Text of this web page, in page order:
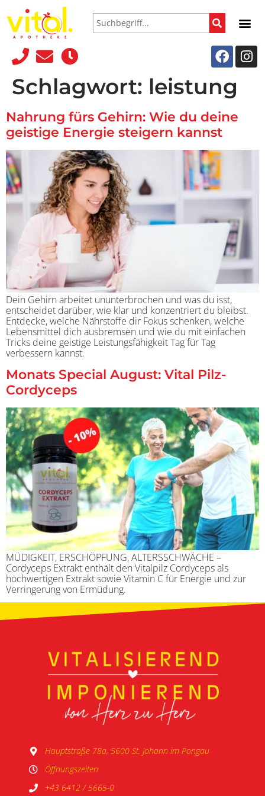
Schlagwort: leistung
Nahrung fürs Gehirn: Wie du deine
geistige Energie steigern kannst
Dein Gehirn arbeitet ununterbrochen und was du isst,
entscheidet darüber, wie klar und konzentriert du bleibst.
Entdecke, welche Nährstoffe dir Fokus schenken, welche
Lebensmittel dich ausbremsen und wie du mit einfachen
Tricks deine geistige Leistungsfähigkeit Tag für Tag
verbessern kannst.
Monats Special August: Vital Pilz-
Cordyceps
MÜDIGKEIT, ERSCHÖPFUNG, ALTERSSCHWÄCHE –
Cordyceps Extrakt enthält den Vitalpilz Cordyceps als
hochwertigen Extrakt sowie Vitamin C für Energie und zur
Verringerung von Ermüdung.
Hauptstraße 78a, 5600 St. Johann im Pongau
Öffnungszeiten
+43 6412 / 5665-0